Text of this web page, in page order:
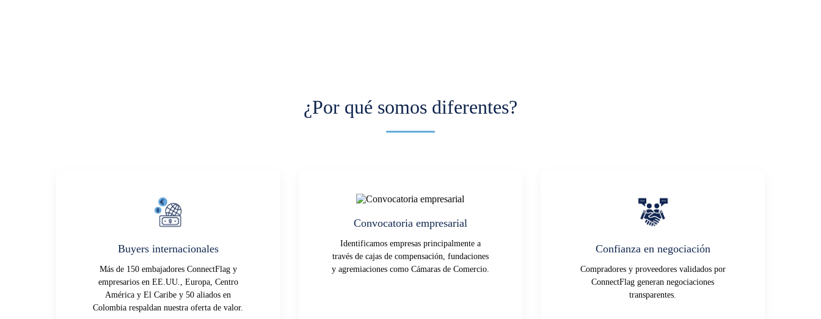
¿Por qué somos diferentes?
Buyers internacionales
Más de 150 embajadores ConnectFlag y
empresarios en EE.UU., Europa, Centro
América y El Caribe y 50 aliados en
Colombia respaldan nuestra oferta de valor.
Convocatoria empresarial
Identificamos empresas principalmente a
través de cajas de compensación, fundaciones
y agremiaciones como Cámaras de Comercio.
Confianza en negociación
Compradores y proveedores validados por
ConnectFlag generan negociaciones
transparentes.